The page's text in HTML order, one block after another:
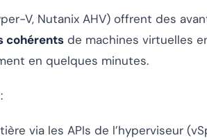
V, Nutanix AHV) offrent des
cohérents de machines virtuelles
en quelques minutes.
via les APIs de l’hyperviseur